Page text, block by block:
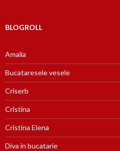
BLOGROLL
Amalia
Bucataresele vesele
Criserb
Cristina
Cristina Elena
Diva in bucatarie